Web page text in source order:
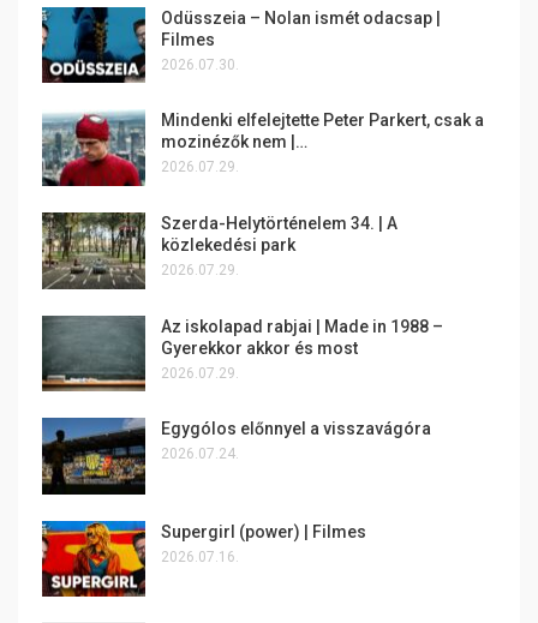
Odüsszeia – Nolan ismét odacsap |
Filmes
2026.07.30.
Mindenki elfelejtette Peter Parkert, csak a
mozinézők nem |…
2026.07.29.
Szerda-Helytörténelem 34. | A
közlekedési park
2026.07.29.
Az iskolapad rabjai | Made in 1988 –
Gyerekkor akkor és most
2026.07.29.
Egygólos előnnyel a visszavágóra
2026.07.24.
Supergirl (power) | Filmes
2026.07.16.